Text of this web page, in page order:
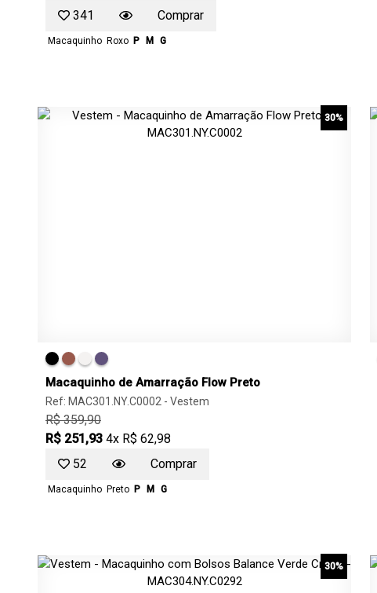
341
Comprar
Macaquinho Roxo P M G
30%
Macaquinho de Amarração Flow Preto
Ref: MAC301.NY.C0002 - Vestem
R$ 359,90
R$ 251,93 4x R$ 62,98
52
Comprar
Macaquinho Preto P M G
30%